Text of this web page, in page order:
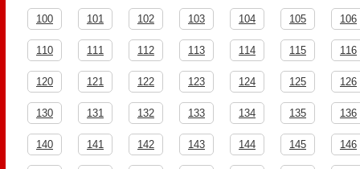
100 101 102 103 104 105 106
110 111 112 113 114 115 116
120 121 122 123 124 125 126
130 131 132 133 134 135 136
140 141 142 143 144 145 146